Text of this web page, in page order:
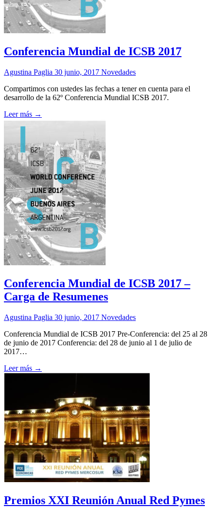
Conferencia Mundial de ICSB 2017
Agustina Paglia 30 junio, 2017 Novedades
Compartimos con ustedes las fechas a tener en cuenta para el
desarrollo de la 62º Conferencia Mundial ICSB 2017.
Leer más →
Conferencia Mundial de ICSB 2017 –
Carga de Resumenes
Agustina Paglia 30 junio, 2017 Novedades
Conferencia Mundial de ICSB 2017 Pre-Conferencia: del 25 al 28
de junio de 2017 Conferencia: del 28 de junio al 1 de julio de
2017…
Leer más →
Premios XXI Reunión Anual Red Pymes